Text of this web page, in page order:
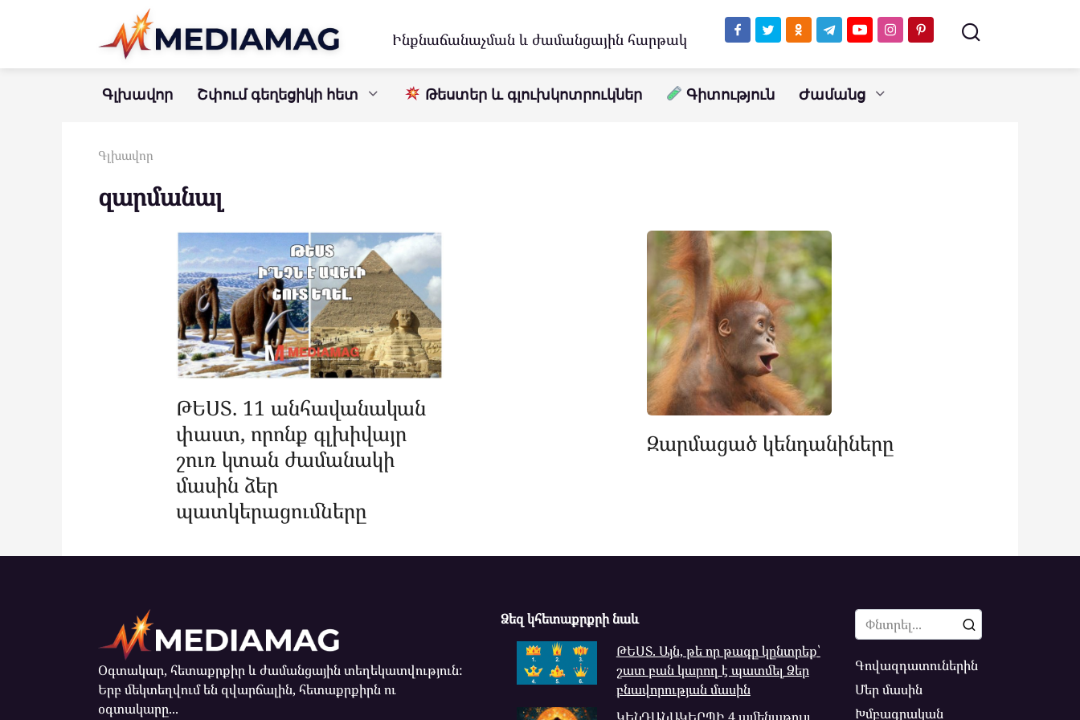
Ինքնաճանաչման և ժամանցային հարթակ
Գլխավոր Շփում գեղեցիկի հետ Թեստեր և գլուխկոտրուկներ Գիտություն Ժամանց
Գլխավոր
զարմանալ
ԹԵՍՏ. 11 անհավանական
փաստ, որոնք գլխիվայր
շուռ կտան ժամանակի
մասին ձեր
պատկերացումները
Զարմացած կենդանիները
Օգտակար, հետաքրքիր և ժամանցային տեղեկատվություն:
Երբ մեկտեղվում են զվարճալին, հետաքրքիրն ու
օգտակարը...
Ձեզ կհետաքրքրի նաև
ԹԵՍՏ. Այն, թե որ թագը կընտրեք՝
շատ բան կարող է պատմել Ձեր
բնավորության մասին
Search
for:
Գովազդատուներին
Մեր մասին
Խմբագրական